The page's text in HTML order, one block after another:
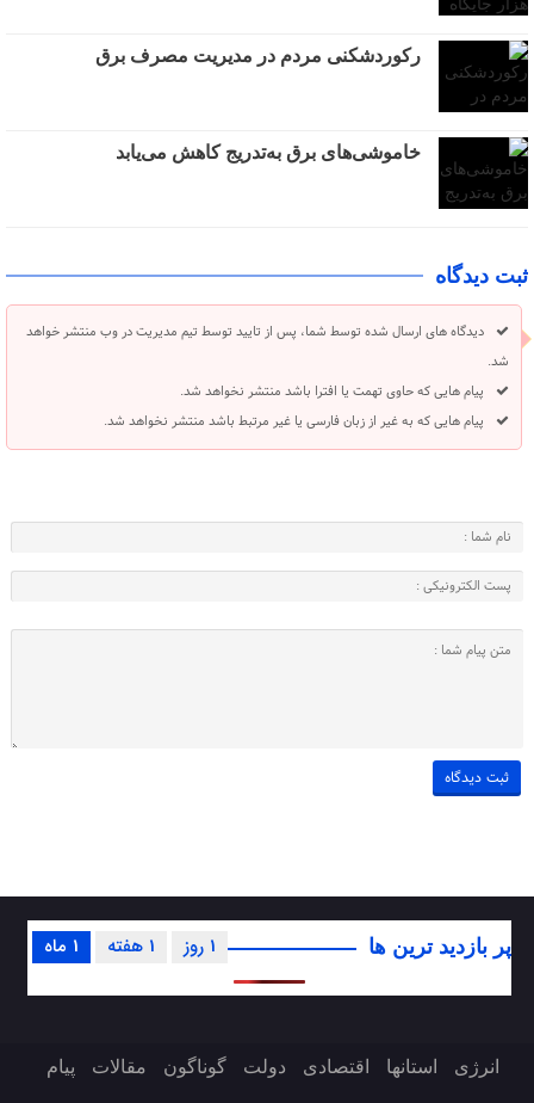
رکوردشکنی مردم در مدیریت مصرف برق
خاموشی‌های برق به‌تدریج کاهش می‌یابد
ثبت دیدگاه
دیدگاه های ارسال شده توسط شما، پس از تایید توسط تیم مدیریت در وب منتشر خواهد
شد.
پیام هایی که حاوی تهمت یا افترا باشد منتشر نخواهد شد.
پیام هایی که به غیر از زبان فارسی یا غیر مرتبط باشد منتشر نخواهد شد.
پر بازدید ترین ها 1 ماه 1 هفته 1 روز
انرژی استانها اقتصادی دولت گوناگون مقالات پیام